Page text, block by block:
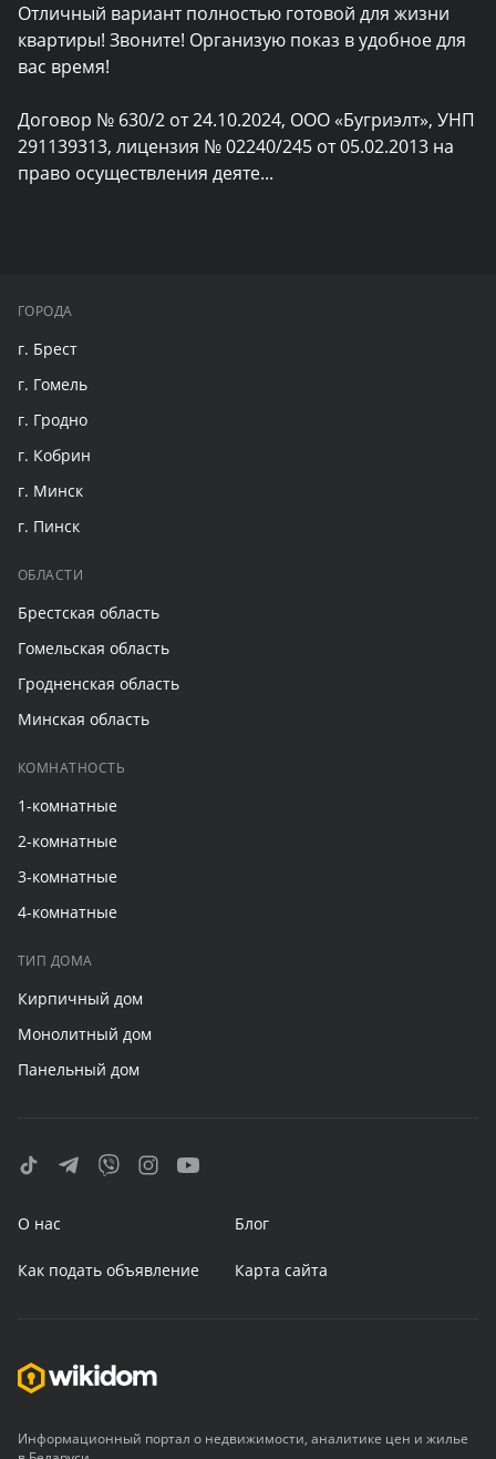
Отличный вариант полностью готовой для жизни
квартиры! Звоните! Организую показ в удобное для
вас время!
Договор № 630/2 от 24.10.2024, ООО «Бугриэлт», УНП
291139313, лицензия № 02240/245 от 05.02.2013 на
право осуществления деяте...
ГОРОДА
г. Брест
г. Гомель
г. Гродно
г. Кобрин
г. Минск
г. Пинск
ОБЛАСТИ
Брестская область
Гомельская область
Гродненская область
Минская область
КОМНАТНОСТЬ
1-комнатные
2-комнатные
3-комнатные
4-комнатные
ТИП ДОМА
Кирпичный дом
Монолитный дом
Панельный дом
О нас Блог
Как подать объявление Карта сайта
Информационный портал о недвижимости, аналитике цен и жилье